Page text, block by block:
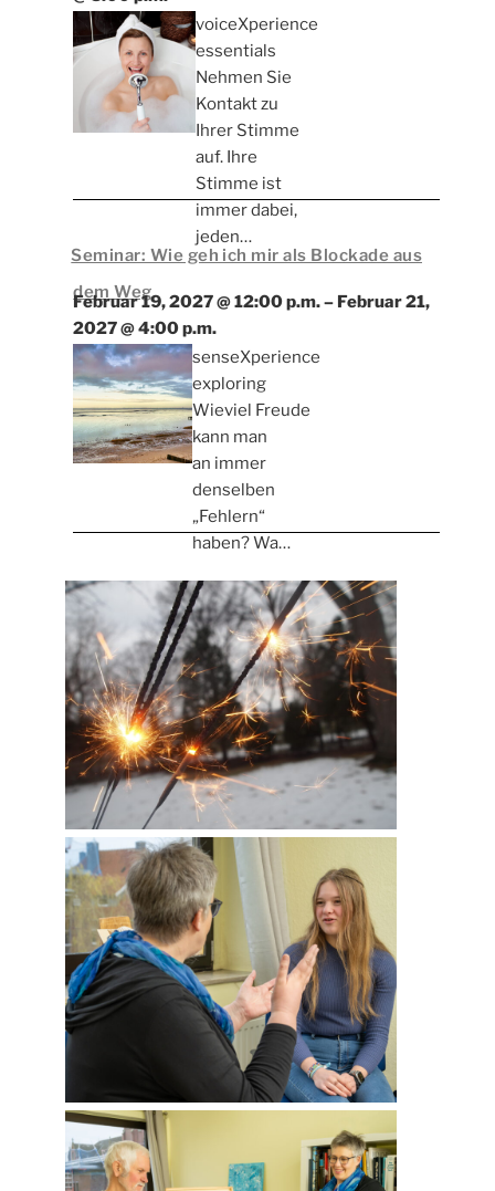
voiceXperience
essentials
Nehmen Sie
Kontakt zu
Ihrer Stimme
auf. Ihre
Stimme ist
immer dabei,
jeden…
Seminar: Wie geh ich mir als Blockade aus
dem Weg
senseXperience
exploring
Wieviel Freude
kann man
an immer
denselben
„Fehlern“
haben? Wa…
Februar 19, 2027 @ 12:00 p.m.– Februar 21,
2027 @ 4:00 p.m.